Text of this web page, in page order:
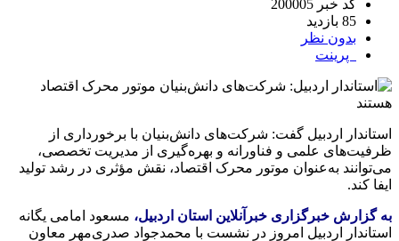
کد خبر 200005
85 بازدید
بدون نظر
پرینت
استاندار اردبیل گفت: شرکت‌های دانش‌بنیان با برخورداری از
ظرفیت‌های علمی و فناورانه و بهره‌گیری از مدیریت تخصصی،
می‌توانند به‌عنوان موتور محرک اقتصاد، نقش مؤثری در رشد تولید
ایفا کند.
به گزارش خبرگزاری خبرآنلاین استان اردبیل، مسعود امامی یگانه
استاندار اردبیل امروز در نشست با محمدجواد صدری‌مهر معاون